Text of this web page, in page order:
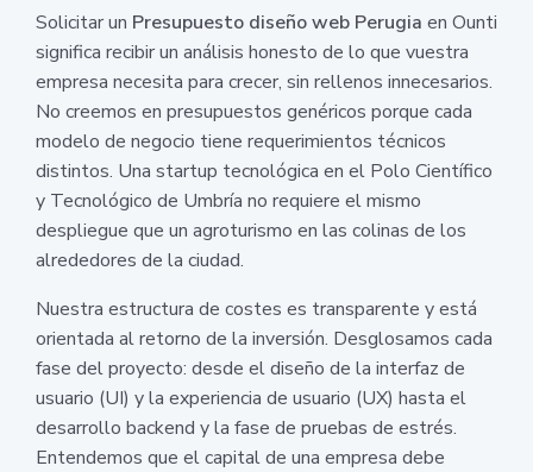
Solicitar un Presupuesto diseño web Perugia en Ounti
significa recibir un análisis honesto de lo que vuestra
empresa necesita para crecer, sin rellenos innecesarios.
No creemos en presupuestos genéricos porque cada
modelo de negocio tiene requerimientos técnicos
distintos. Una startup tecnológica en el Polo Científico
y Tecnológico de Umbría no requiere el mismo
despliegue que un agroturismo en las colinas de los
alrededores de la ciudad.
Nuestra estructura de costes es transparente y está
orientada al retorno de la inversión. Desglosamos cada
fase del proyecto: desde el diseño de la interfaz de
usuario (UI) y la experiencia de usuario (UX) hasta el
desarrollo backend y la fase de pruebas de estrés.
Entendemos que el capital de una empresa debe